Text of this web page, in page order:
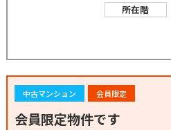
所在階
中古マンション 会員限定
会員限定物件です